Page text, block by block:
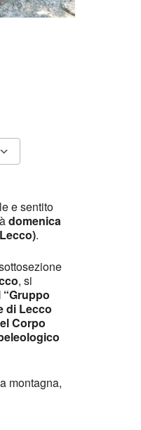
e sentito
domenica
.
, si
di Lecco
Corpo
montagna,